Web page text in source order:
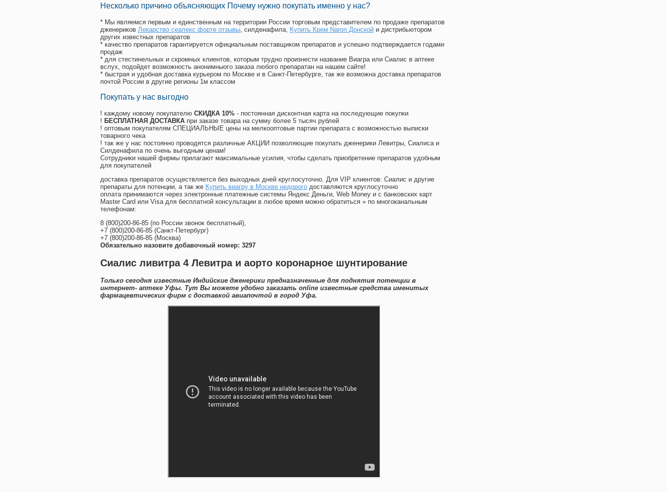
Несколько причино объясняющих Почему нужно покупать именно у нас?
* Мы являемся первым и единственным на территории России торговым представителем по продаже препаратов
дженериков Лекарство сеалекс форте отзывы, силденафила, Купить Крем Naron Донской и дистрибьютором
других известных препаратов
* качество препаратов гарантируется официальным поставщиком препаратов и успешно подтверждается годами
продаж
* для стестинельных и скромных клиентов, которым трудно произнести название Виагра или Сиалис в аптеке
вслух, подойдет возможность анонимныого заказа любого препаратан на нашем сайте!
* быстрая и удобная доставка курьером по Москве и в Санкт-Петербурге, так же возможна доставка препаратов
почтой России в другие регионы 1м классом
Покупать у нас выгодно
! каждому новому покупателю СКИДКА 10% - постоянная дисконтная карта на последующие покупки
! БЕСПЛАТНАЯ ДОСТАВКА при заказе товара на сумму более 5 тысяч рублей
! оптовым покупателям СПЕЦИАЛЬНЫЕ цены на мелкооптовые партии препарата с возможностью выписки
товарного чека
! так же у нас постоянно проводятся различные АКЦИИ позволяющие покупать дженерики Левитры, Сиалиса и
Силденафила по очень выгодным ценам!
Cотрудники нашей фирмы прилагают максимальные усилия, чтобы сделать приобретение препаратов удобным
для покупателей
доставка препаратов осуществляется без выходных дней круглосуточно. Для VIP клиентов: Сиалис и другие
препараты для потенции, а так же Купить виагру в Москве недорого доставляются круглосуточно
оплата принимаются через электронные платежные системы Яндекс Деньги, Web Money и с банковских карт
Master Card или Visa для бесплатной консультации в любое время можно обратиться » по многоканальным
телефонам:
8 (800)200-86-85 (по России звонок бесплатный),
+7 (800)200-86-85 (Санкт-Петербург)
+7 (800)200-86-85 (Москва)
Обязательно назовите добавочный номер: 3297
Сиалис ливитра 4 Левитра и аорто коронарное шунтирование
Только сегодня известные Индийские дженерики предназначенные для поднятия потенции в
интернет- аптеке Уфы. Тут Вы можете удобно заказать online известные средства именитых
фармацевтических фирм с доставкой авиапочтой в город Уфа.